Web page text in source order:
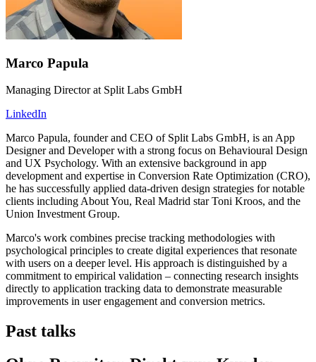
Marco Papula
Managing Director at Split Labs GmbH
LinkedIn
Marco Papula, founder and CEO of Split Labs GmbH, is an App
Designer and Developer with a strong focus on Behavioural Design
and UX Psychology. With an extensive background in app
development and expertise in Conversion Rate Optimization (CRO),
he has successfully applied data-driven design strategies for notable
clients including About You, Real Madrid star Toni Kroos, and the
Union Investment Group.
Marco's work combines precise tracking methodologies with
psychological principles to create digital experiences that resonate
with users on a deeper level. His approach is distinguished by a
commitment to empirical validation – connecting research insights
directly to application tracking data to demonstrate measurable
improvements in user engagement and conversion metrics.
Past talks